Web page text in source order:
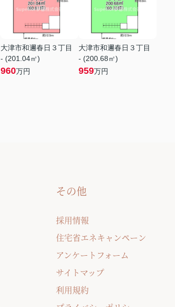
大津市和邇春日３丁目
- (201.04㎡)
960万円
大津市和邇春日３丁目
- (200.68㎡)
959万円
その他
採用情報
住宅省エネキャンペーン
アンケートフォーム
サイトマップ
利用規約